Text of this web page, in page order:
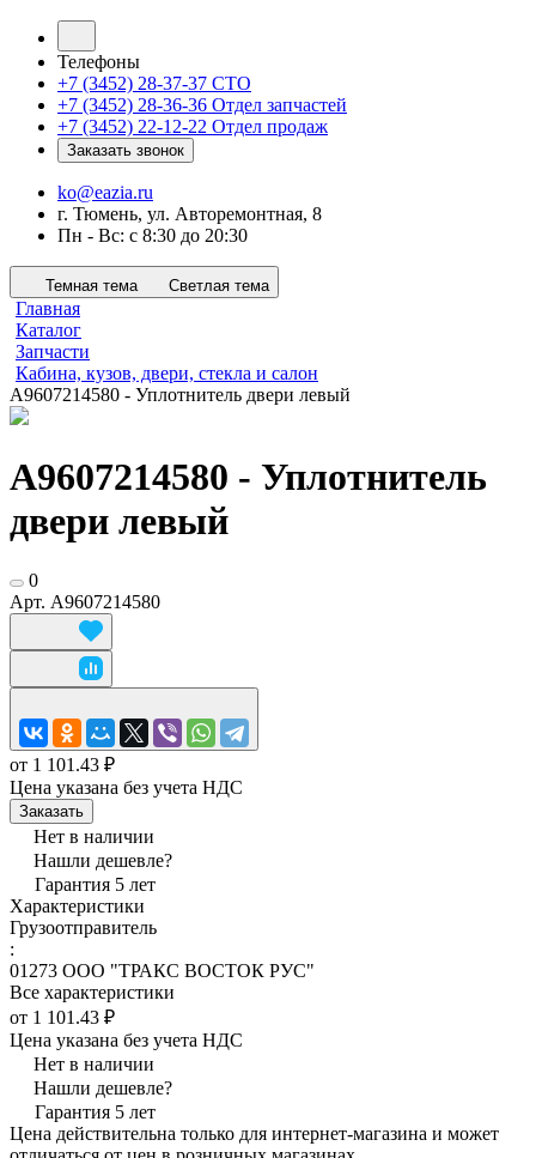
Телефоны
+7 (3452) 28-37-37 СТО
+7 (3452) 28-36-36 Отдел запчастей
+7 (3452) 22-12-22 Отдел продаж
Заказать звонок
ko@eazia.ru
г. Тюмень, ул. Авторемонтная, 8
Пн - Вс: с 8:30 до 20:30
Темная тема Светлая тема
Главная
Каталог
Запчасти
Кабина, кузов, двери, стекла и салон
A9607214580 - Уплотнитель двери левый
A9607214580 - Уплотнитель
двери левый
0
Арт. A9607214580
от 1 101.43 ₽
Цена указана без учета НДС
Заказать
Нет в наличии
Нашли дешевле?
Гарантия 5 лет
Характеристики
Грузоотправитель
:
01273 ООО "ТРАКС ВОСТОК РУС"
Все характеристики
от 1 101.43 ₽
Цена указана без учета НДС
Нет в наличии
Нашли дешевле?
Гарантия 5 лет
Цена действительна только для интернет-магазина и может